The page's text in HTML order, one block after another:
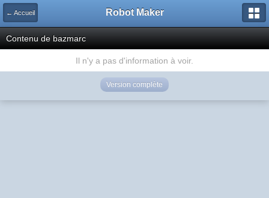
← Accueil Robot Maker
Contenu de bazmarc
Il n'y a pas d'information à voir.
Version complète